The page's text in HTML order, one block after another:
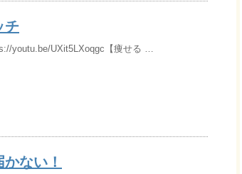
チ
youtu.be/UXit5LXoqgc【痩せる …
ない！